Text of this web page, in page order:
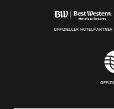
OFFIZIELLER